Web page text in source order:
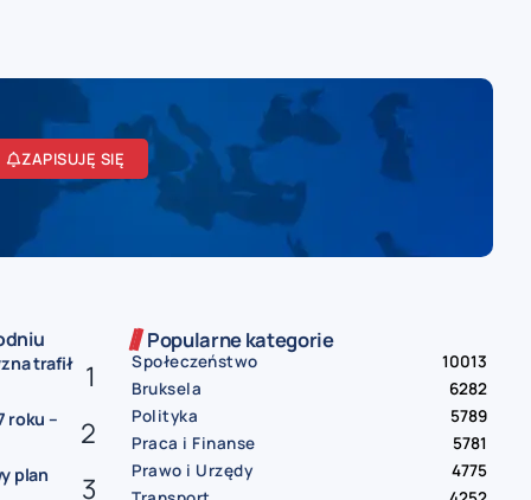
ZAPISUJĘ SIĘ
trafił
roku –
plan
Popularne kategorie
Społeczeństwo
10013
Bruksela
6282
Polityka
5789
Praca i Finanse
5781
Prawo i Urzędy
4775